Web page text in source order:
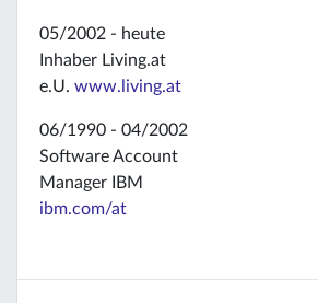
05/2002 - heute
Inhaber Living.at
e.U. www.living.at
06/1990 - 04/2002
Software Account
Manager IBM
ibm.com/at